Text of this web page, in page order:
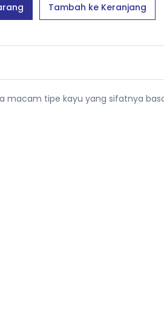
Tambah ke Keranjang
macam tipe kayu yang sifatnya